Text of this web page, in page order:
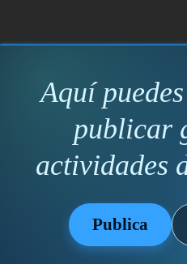
Aquí
publicar
actividades
Publica